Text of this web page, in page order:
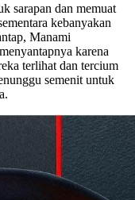
sarapan dan memuat
kebanyakan
Manami
karena
terlihat dan tercium
semenit untuk